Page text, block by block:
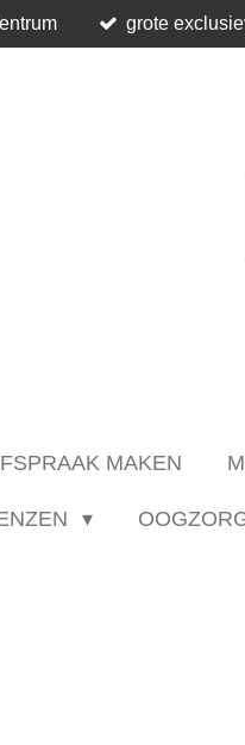
grote
MAKEN